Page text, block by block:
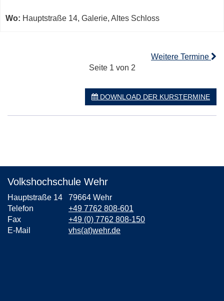
Wo: Hauptstraße 14, Galerie, Altes Schloss
Weitere Termine
Seite 1 von 2
DOWNLOAD DER KURSTERMINE
Volkshochschule Wehr
Hauptstraße 14 79664 Wehr
Telefon
+49 7762 808-601
Fax
+49 (0) 7762 808-150
E-Mail
vhs(at)wehr.de